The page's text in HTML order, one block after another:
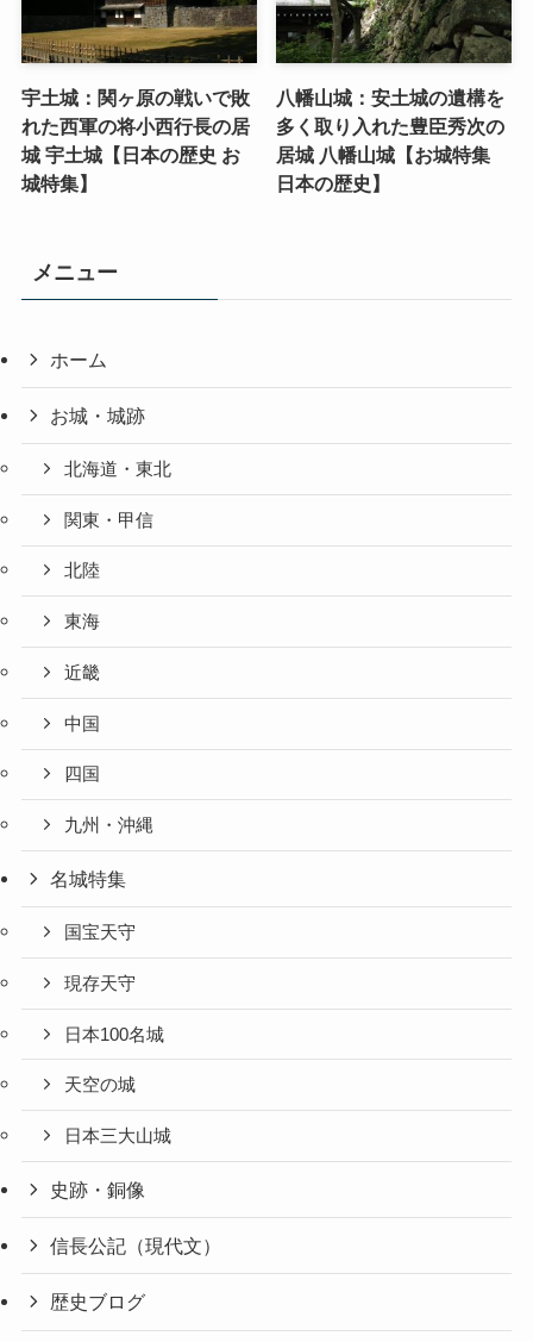
宇土城：関ヶ原の戦いで敗
れた西軍の将小西行長の居
城 宇土城【日本の歴史 お
城特集】
八幡山城：安土城の遺構を
多く取り入れた豊臣秀次の
居城 八幡山城【お城特集
日本の歴史】
メニュー
ホーム
お城・城跡
北海道・東北
関東・甲信
北陸
東海
近畿
中国
四国
九州・沖縄
名城特集
国宝天守
現存天守
日本100名城
天空の城
日本三大山城
史跡・銅像
信長公記（現代文）
歴史ブログ